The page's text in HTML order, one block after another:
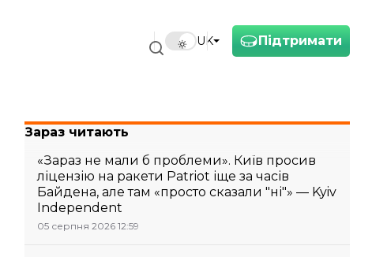
Підтримати
UK
Зараз читають
«Зараз не мали б проблеми». Київ просив
ліцензію на ракети Patriot іще за часів
Байдена, але там «просто сказали "ні"» — Kyiv
Independent
05 серпня 2026 12:59